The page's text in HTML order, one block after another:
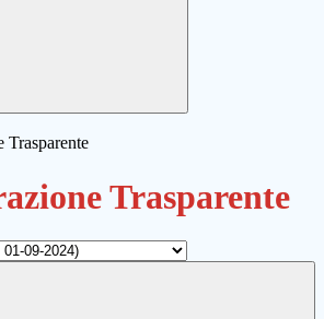
Trasparente
Trasparente